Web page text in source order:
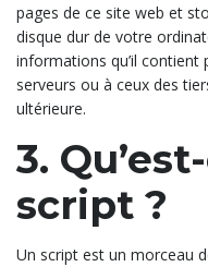
pages de ce site web et
disque dur de votre
informations qu’il contient
serveurs ou à ceux des
ultérieure.
3.
script ?
Un script est un morceau